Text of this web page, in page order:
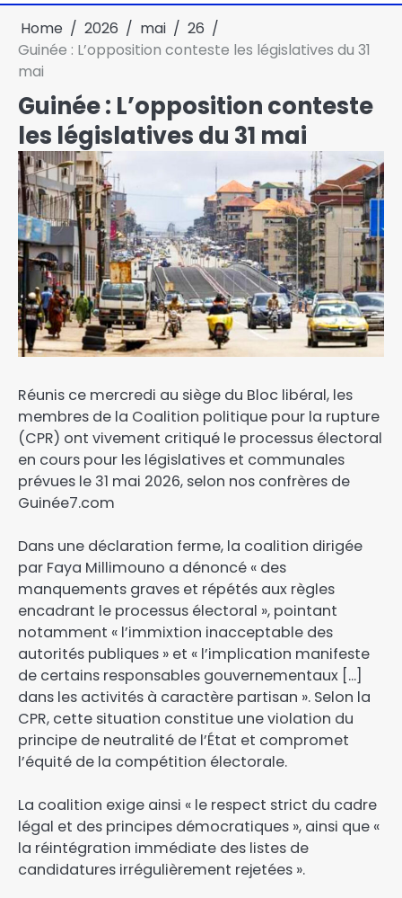
Home 2026 mai
26
Guinée : L’opposition conteste les législatives du 31
mai
Guinée : L’opposition conteste
les législatives du 31 mai
Réunis ce mercredi au siège du Bloc libéral, les
membres de la Coalition politique pour la rupture
(CPR) ont vivement critiqué le processus électoral
en cours pour les législatives et communales
prévues le 31 mai 2026, selon nos confrères de
Guinée7.com
Dans une déclaration ferme, la coalition dirigée
par Faya Millimouno a dénoncé « des
manquements graves et répétés aux règles
encadrant le processus électoral », pointant
notamment « l’immixtion inacceptable des
autorités publiques » et « l’implication manifeste
de certains responsables gouvernementaux […]
dans les activités à caractère partisan ». Selon la
CPR, cette situation constitue une violation du
principe de neutralité de l’État et compromet
l’équité de la compétition électorale.
La coalition exige ainsi « le respect strict du cadre
légal et des principes démocratiques », ainsi que «
la réintégration immédiate des listes de
candidatures irrégulièrement rejetées ».